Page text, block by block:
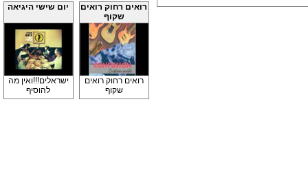
יום שישי היגיאה
ישראלים!!!ואין מה
להוסיף
רואים רחוק רואים
שקוף
רואים רחוק רואים
שקוף